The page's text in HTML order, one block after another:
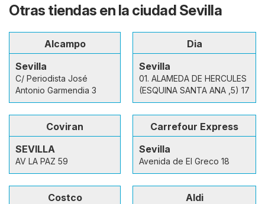
Otras tiendas en la ciudad Sevilla
Alcampo
Sevilla
C/ Periodista José
Antonio Garmendia 3
Dia
Sevilla
01. ALAMEDA DE HERCULES
(ESQUINA SANTA ANA ,5) 17
Coviran
SEVILLA
AV LA PAZ 59
Carrefour Express
Sevilla
Avenida de El Greco 18
Costco
Aldi